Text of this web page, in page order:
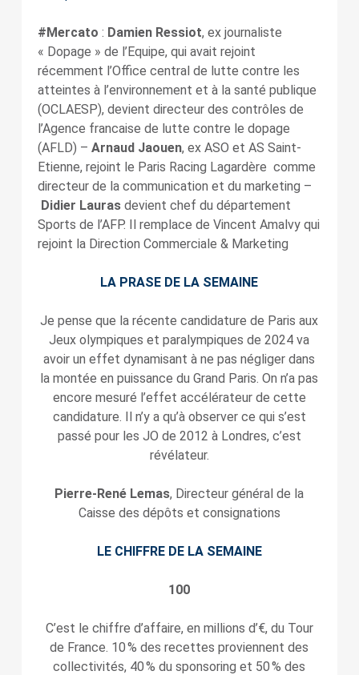
#Mercato : Damien Ressiot, ex journaliste
« Dopage » de l’Equipe, qui avait rejoint
récemment l’Office central de lutte contre les
atteintes à l’environnement et à la santé publique
(OCLAESP), devient directeur des contrôles de
l’Agence francaise de lutte contre le dopage
(AFLD) – Arnaud Jaouen, ex ASO et AS Saint-
Etienne, rejoint le Paris Racing Lagardère comme
directeur de la communication et du marketing –
Didier Laurasdevient chef du département
Sports de l’AFP. Il remplace de Vincent Amalvy qui
rejoint la Direction Commerciale & Marketing
LA PRASE DE LA SEMAINE
Je pense que la récente candidature de Paris aux
Jeux olympiques et paralympiques de 2024 va
avoir un effet dynamisant à ne pas négliger dans
la montée en puissance du Grand Paris. On n’a pas
encore mesuré l’effet accélérateur de cette
candidature. Il n’y a qu’à observer ce qui s’est
passé pour les JO de 2012 à Londres, c’est
révélateur.
Pierre-René Lemas, Directeur général de la
Caisse des dépôts et consignations
LE CHIFFRE DE LA SEMAINE
100
C’est le chiffre d’affaire, en millions d’€, du Tour
de France. 10 % des recettes proviennent des
collectivités, 40 % du sponsoring et 50 % des